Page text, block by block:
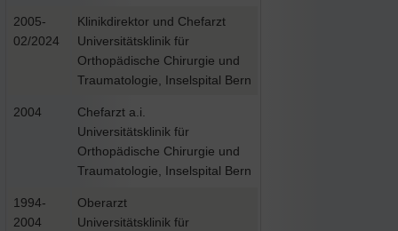
2005-
02/2024
Klinikdirektor und Chefarzt
Universitätsklinik für
Orthopädische Chirurgie und
Traumatologie, Inselspital Bern
2004
Chefarzt a.i.
Universitätsklinik für
Orthopädische Chirurgie und
Traumatologie, Inselspital Bern
1994-
2004
Oberarzt
Universitätsklinik für